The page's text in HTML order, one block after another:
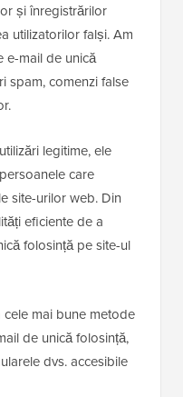
și înregistrărilor
utilizatorilor falși. Am
e-mail de unică
spam, comenzi false
legitime, ele
care
site-urilor web. Din
eficiente de a
folosință pe site-ul
mai bune metode
de unică folosință,
dvs. accesibile